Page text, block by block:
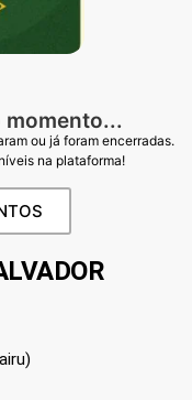
momento...
ou já foram encerradas.
na plataforma!